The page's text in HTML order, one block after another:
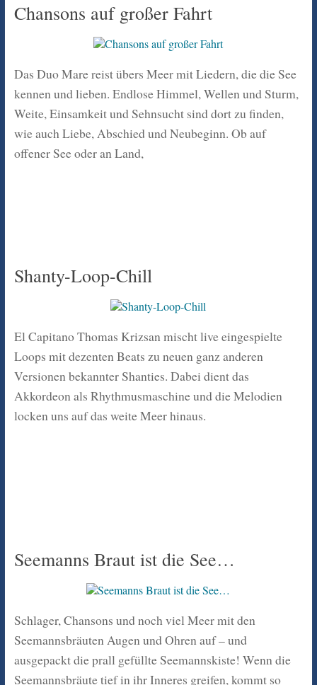
Chansons auf großer Fahrt
Das Duo Mare reist übers Meer mit Liedern, die die See
kennen und lieben. Endlose Himmel, Wellen und Sturm,
Weite, Einsamkeit und Sehnsucht sind dort zu finden,
wie auch Liebe, Abschied und Neubeginn. Ob auf
offener See oder an Land,
Shanty-Loop-Chill
El Capitano Thomas Krizsan mischt live eingespielte
Loops mit dezenten Beats zu neuen ganz anderen
Versionen bekannter Shanties. Dabei dient das
Akkordeon als Rhythmusmaschine und die Melodien
locken uns auf das weite Meer hinaus.
Seemanns Braut ist die See…
Schlager, Chansons und noch viel Meer mit den
Seemannsbräuten Augen und Ohren auf – und
ausgepackt die prall gefüllte Seemannskiste! Wenn die
Seemannsbräute tief in ihr Inneres greifen, kommt so